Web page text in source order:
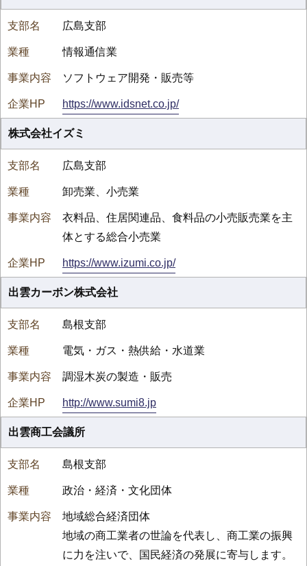
広島支部
情報通信業
ソフトウェア開発・販売等
https://www.idsnet.co.jp/
株式会社イズミ
広島支部
卸売業、小売業
衣料品、住居関連品、食料品の小売販売業を主
体とする総合小売業
https://www.izumi.co.jp/
出雲カーボン株式会社
島根支部
電気・ガス・熱供給・水道業
調湿木炭の製造・販売
http://www.sumi8.jp
出雲商工会議所
島根支部
政治・経済・文化団体
地域総合経済団体
地域の商工業者の世論を代表し、商工業の振興
に力を注いで、国民経済の発展に寄与します。